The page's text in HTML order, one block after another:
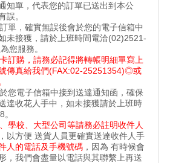
知單，代表您的訂單已送出到本公
誤。
單，確實無誤後會於您的電子信箱中
未接獲，請於上班時間電洽(02)2521-
您服務。
訂購，請務必記得將轉帳明細單寫上
傳真給我們(FAX:02-25251354)◎或
您電子信箱中接到送達通知函，確保
達收花人手中，如未接獲請於上班時
學校、大型公司等請務必註明收件人
，以方便 送貨人員更確實送達收件人手
人的電話及手機號碼 ，因為 有時候會
，我們會盡量以電話與其聯繫上再送